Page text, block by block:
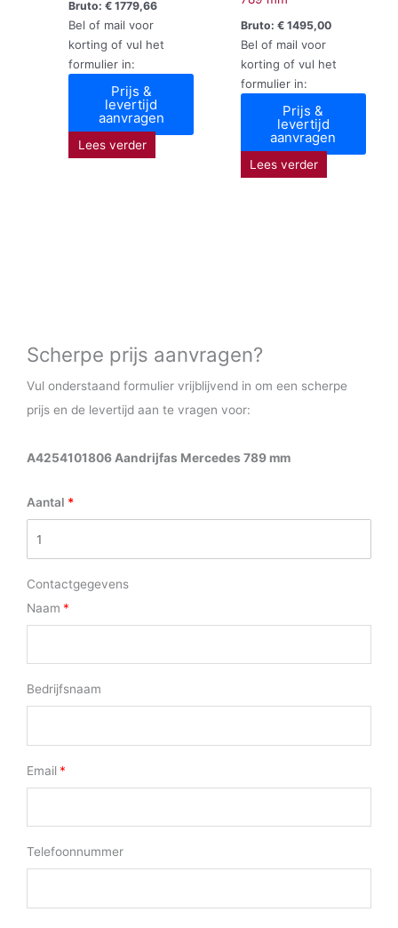
Bruto:€ 1779,66
Bel of mail voor
korting of vul het
formulier in:
Prijs &
levertijd
aanvragen
Lees verder
Bruto: €1495,00
Bel of mail voor
korting of vul het
formulier in:
Prijs &
levertijd
aanvragen
Lees verder
Scherpe prijs aanvragen?
Vul onderstaand formulier vrijblijvend in om een scherpe
prijs en de levertijd aan te vragen voor:
A4254101806 Aandrijfas Mercedes 789 mm
Aantal
Contactgegevens
Naam
Bedrijfsnaam
Email
Telefoonnummer